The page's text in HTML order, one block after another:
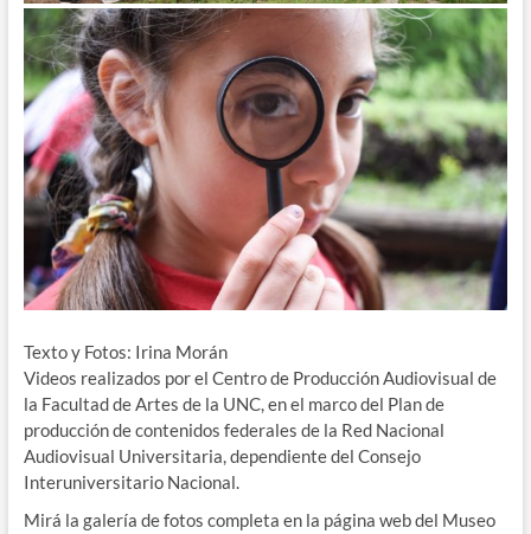
Texto y Fotos: Irina Morán
Videos realizados por el Centro de Producción Audiovisual de
la Facultad de Artes de la UNC, en el marco del Plan de
producción de contenidos federales de la Red Nacional
Audiovisual Universitaria, dependiente del Consejo
Interuniversitario Nacional.
Mirá la galería de fotos completa en la página web del Museo